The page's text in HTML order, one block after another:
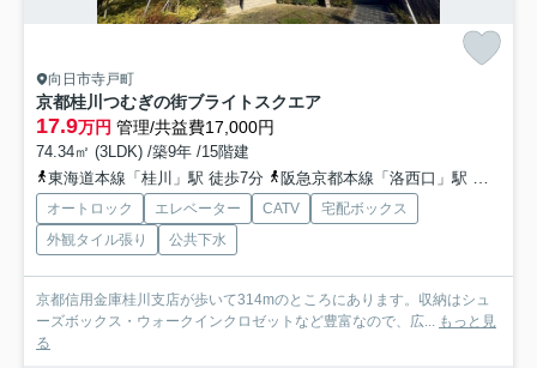
向日市寺戸町
京都桂川つむぎの街ブライトスクエア
17.9万円 管理/共益費17,000円
74.34㎡ (3LDK) /築9年 /15階建
東海道本線「桂川」駅 徒歩7分
阪急京都本線「洛西口」駅 徒歩9分
オートロック エレベーター CATV
宅配ボックス
外観タイル張り
公共下水
京都信用金庫桂川支店が歩いて314mのところにあります。収納はシュ
ーズボックス・ウォークインクロゼットなど豊富なので、広... もっと見
る